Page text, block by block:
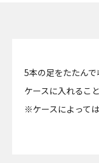
5本の足をたたん
ケースに入れるこ
※ケースによって